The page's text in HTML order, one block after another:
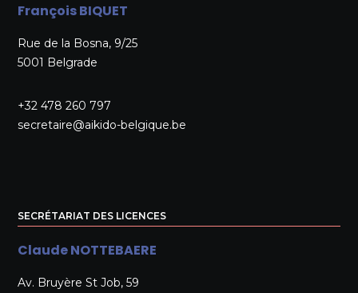
François BIQUET
Rue de la Bosna, 9/25
5001 Belgrade
+32 478 260 797
secretaire@aikido-belgique.be
SECRÉTARIAT DES LICENCES
Claude NOTTEBAERE
Av. Bruyère St Job, 59